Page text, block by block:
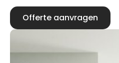
Offerte aanvragen